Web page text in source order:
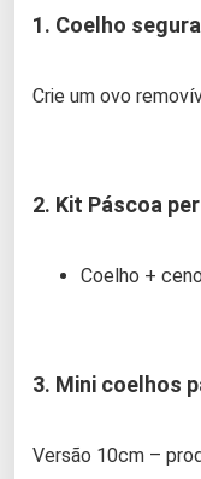
1. Coelho
Crie um ovo
2. Kit Páscoa
Coelho +
3. Mini coelhos
Versão 10cm –